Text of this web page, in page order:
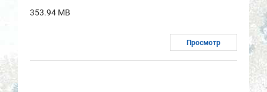
353.94 MB
Просмотр